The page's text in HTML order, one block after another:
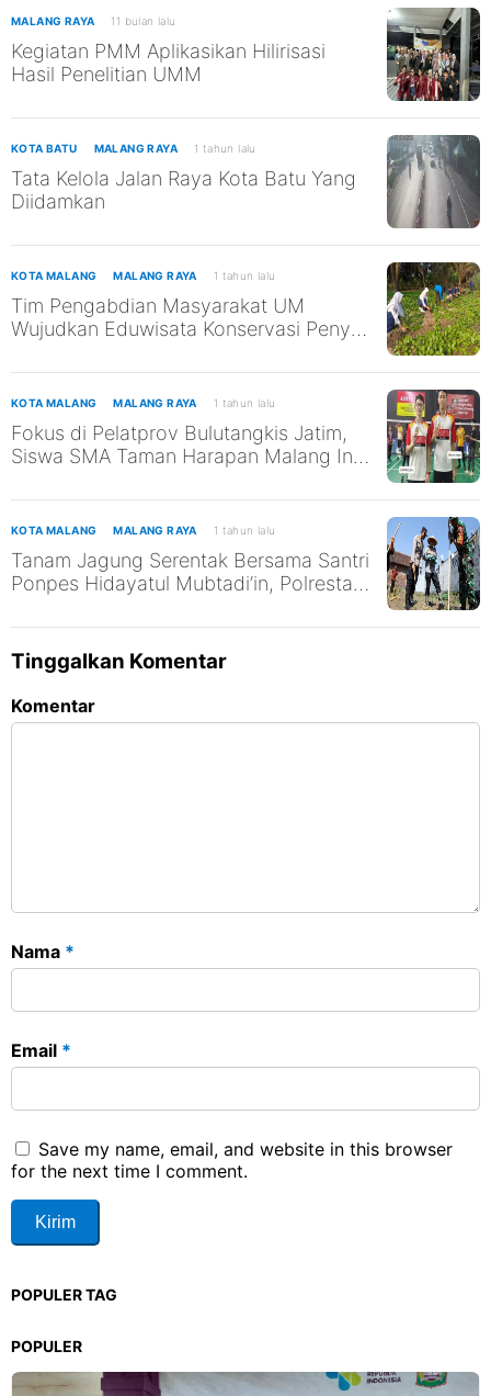
MALANG RAYA 11 bulan lalu
Kegiatan PMM Aplikasikan Hilirisasi
Hasil Penelitian UMM
KOTA BATU MALANG RAYA 1 tahun lalu
Tata Kelola Jalan Raya Kota Batu Yang
Diidamkan
KOTA MALANG MALANG RAYA 1 tahun lalu
Tim Pengabdian Masyarakat UM
Wujudkan Eduwisata Konservasi Penyu
SDGs ke-13 dan ke-14
KOTA MALANG MALANG RAYA 1 tahun lalu
Fokus di Pelatprov Bulutangkis Jatim,
Siswa SMA Taman Harapan Malang Ini
KOTA MALANG MALANG RAYA 1 tahun lalu
Tanam Jagung Serentak Bersama Santri
Ponpes Hidayatul Mubtadi’in, Polresta
Pangan Nasional
Tinggalkan Komentar
Komentar
Nama *
Email *
Save my name, email, and website in this browser
for the next time I comment.
POPULER TAG
POPULER